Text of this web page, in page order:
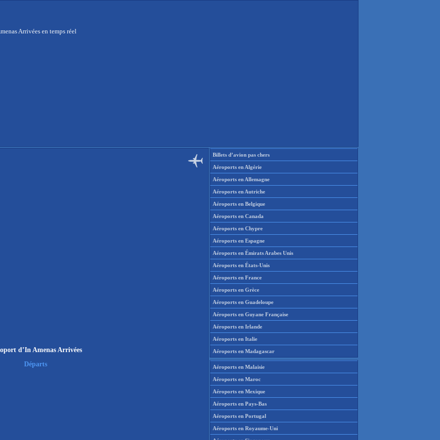
Arrivées en temps réel
d’In Amenas Arrivées
Départs
Billets d’avion pas chers
Aéroports en Algérie
Aéroports en Allemagne
Aéroports en Autriche
Aéroports en Belgique
Aéroports en Canada
Aéroports en Chypre
Aéroports en Espagne
Aéroports en Émirats Arabes Unis
Aéroports en États-Unis
Aéroports en France
Aéroports en Grèce
Aéroports en Guadeloupe
Aéroports en Guyane Française
Aéroports en Irlande
Aéroports en Italie
Aéroports en Madagascar
Aéroports en Malaisie
Aéroports en Maroc
Aéroports en Mexique
Aéroports en Pays-Bas
Aéroports en Portugal
Aéroports en Royaume-Uni